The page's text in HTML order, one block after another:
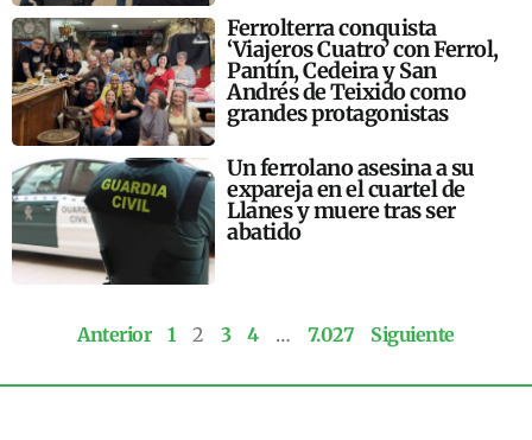
Ferrolterra conquista
‘Viajeros Cuatro’ con Ferrol,
Pantín, Cedeira y San
Andrés de Teixido como
grandes protagonistas
Un ferrolano asesina a su
expareja en el cuartel de
Llanes y muere tras ser
abatido
Anterior 1 2 3 4 … 7.027 Siguiente